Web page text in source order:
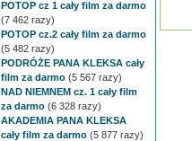
POTOP cz 1 cały film za darmo
(7 462 razy)
POTOP cz.2 cały film za darmo
(5 482 razy)
PODRÓŻE PANA KLEKSA cały
film za darmo (5 567 razy)
NAD NIEMNEM cz. 1 cały film
za darmo (6 328 razy)
AKADEMIA PANA KLEKSA
cały film za darmo (5 877 razy)